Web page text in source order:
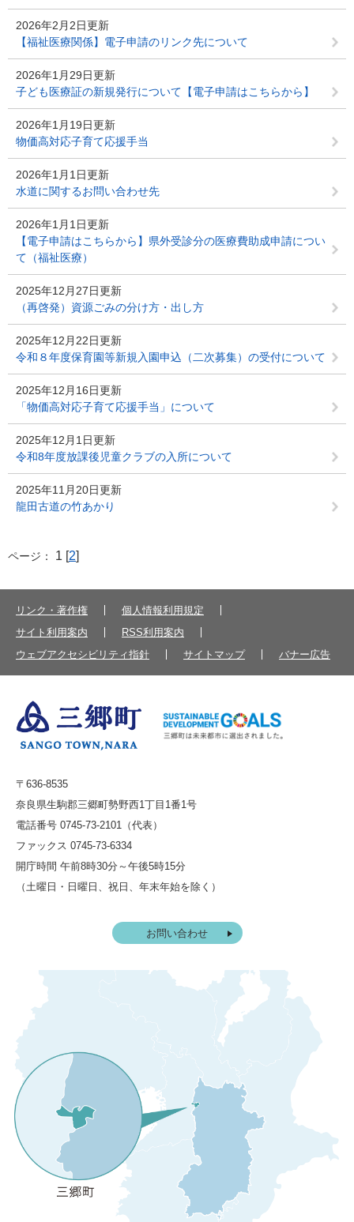
2026年2月2日更新
【福祉医療関係】電子申請のリンク先について
2026年1月29日更新
子ども医療証の新規発行について【電子申請はこちらから】
2026年1月19日更新
物価高対応子育て応援手当
2026年1月1日更新
水道に関するお問い合わせ先
2026年1月1日更新
【電子申請はこちらから】県外受診分の医療費助成申請につい
て（福祉医療）
2025年12月27日更新
（再啓発）資源ごみの分け方・出し方
2025年12月22日更新
令和８年度保育園等新規入園申込（二次募集）の受付について
2025年12月16日更新
「物価高対応子育て応援手当」について
2025年12月1日更新
令和8年度放課後児童クラブの入所について
2025年11月20日更新
龍田古道の竹あかり
ページ： 1 [2]
リンク・著作権
個人情報利用規定
サイト利用案内
RSS利用案内
ウェブアクセシビリティ指針
サイトマップ バナー広告
〒636-8535
奈良県生駒郡三郷町勢野西1丁目1番1号
電話番号 0745-73-2101（代表）
ファックス 0745-73-6334
開庁時間 午前8時30分～午後5時15分
（土曜日・日曜日、祝日、年末年始を除く）
お問い合わせ